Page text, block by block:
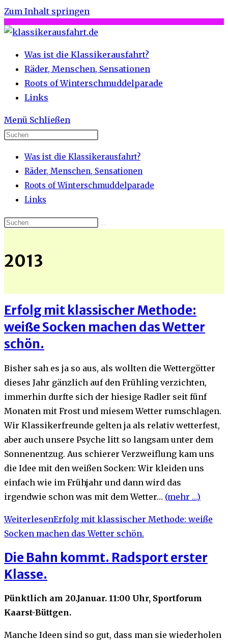
Zum Inhalt springen
Was ist die Klassikerausfahrt?
Räder, Menschen, Sensationen
Roots of Winterschmuddelparade
Links
Menü Schließen
Was ist die Klassikerausfahrt?
Räder, Menschen, Sensationen
Roots of Winterschmuddelparade
Links
2013
Erfolg mit klassischer Methode:
weiße Socken machen das Wetter
schön.
Bisher sah es ja so aus, als wollten die Wettergötter
dieses Jahr gänzlich auf den Frühling verzichten,
immerhin durfte sich der hiesige Radler seit fünf
Monaten mit Frost und miesem Wetter rumschlagen.
Wir Klassikerfreunde gelten ja als relativ wetterfest,
aber auch unsere Psyche litt so langsam unter dem
Sonnenentzug. Aus schierer Verzweiflung kam uns
die Idee mit den weißen Socken: Wir kleiden uns
einfach wie im Frühjahr und dann wird das
irgendwie schon was mit dem Wetter… (mehr …)
WeiterlesenErfolg mit klassischer Methode: weiße
Socken machen das Wetter schön.
Die Bahn kommt. Radsport erster
Klasse.
Pünktlich am 20.Januar. 11:00 Uhr, Sportforum
Kaarst-Büttgen.
Manche Ideen sind so gut, dass man sie wiederholen